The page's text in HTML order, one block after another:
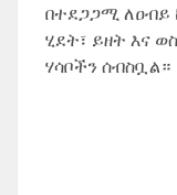
በተደጋጋሚ ለዐብይ
ሂደት፣ ይዘት እና
ሃሳቦችን ሰብስቧል።